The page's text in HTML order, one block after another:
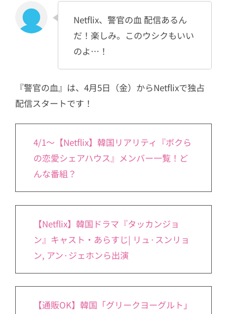
Netflix、警官の血 配信あるん
だ！楽しみ。このウシクもいい
のよ…！
『警官の血』は、4月5日（金）からNetflixで独占
配信スタートです！
4/1～【Netflix】韓国リアリティ『ボクら
の恋愛シェアハウス』メンバー一覧！ど
んな番組？
【Netflix】韓国ドラマ『タッカンジョ
ン』キャスト・あらすじ| リュ·スンリョ
ン, アン·ジェホンら出演
【通販OK】韓国「グリークヨーグルト」